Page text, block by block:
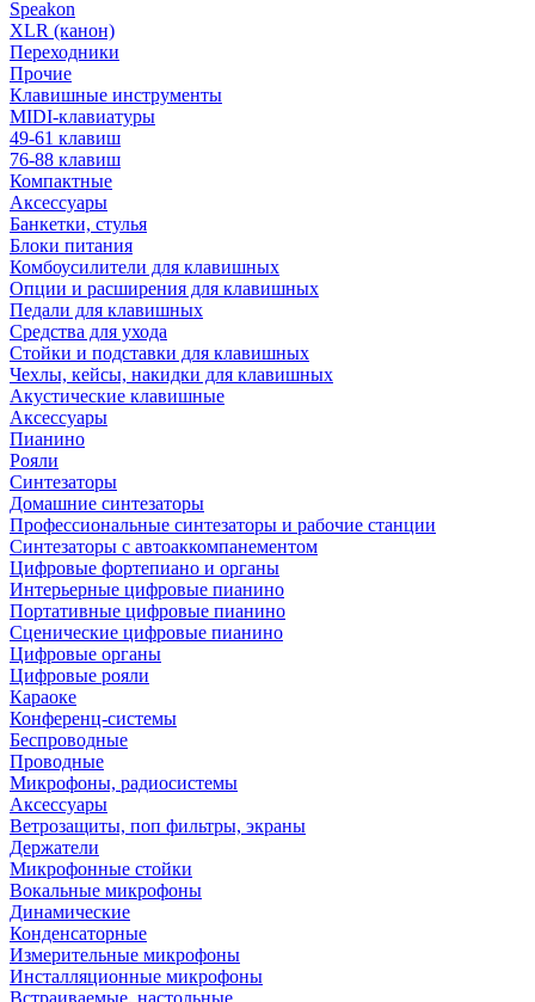
Speakon
XLR (канон)
Переходники
Прочие
Клавишные инструменты
MIDI-клавиатуры
49-61 клавиш
76-88 клавиш
Компактные
Аксессуары
Банкетки, стулья
Блоки питания
Комбоусилители для клавишных
Опции и расширения для клавишных
Педали для клавишных
Средства для ухода
Стойки и подставки для клавишных
Чехлы, кейсы, накидки для клавишных
Акустические клавишные
Аксессуары
Пианино
Рояли
Синтезаторы
Домашние синтезаторы
Профессиональные синтезаторы и рабочие станции
Синтезаторы с автоаккомпанементом
Цифровые фортепиано и органы
Интерьерные цифровые пианино
Портативные цифровые пианино
Сценические цифровые пианино
Цифровые органы
Цифровые рояли
Караоке
Конференц-системы
Беспроводные
Проводные
Микрофоны, радиосистемы
Аксессуары
Ветрозащиты, поп фильтры, экраны
Держатели
Микрофонные стойки
Вокальные микрофоны
Динамические
Конденсаторные
Измерительные микрофоны
Инсталляционные микрофоны
Встраиваемые, настольные